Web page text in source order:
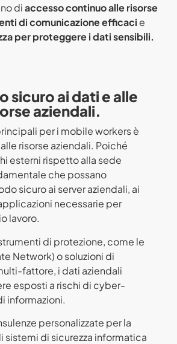
diaccesso continuo alle risorse
di comunicazione efficaci e
per proteggere i dati sensibili.
sicuro ai dati e alle
aziendali.
per i mobile workers è
risorse aziendali. Poiché
esterni rispetto alla sede
che possano
sicuro ai server aziendali, ai
necessarie per
lavoro.
di protezione, come le
Network) o soluzioni di
fattore, i dati aziendali
esposti a rischi di cyber-
informazioni.
personalizzate per la
sistemi di sicurezza informatica